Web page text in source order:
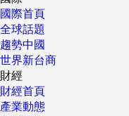
國際首頁
全球話題
趨勢中國
世界新台商
財經
財經首頁
產業動態